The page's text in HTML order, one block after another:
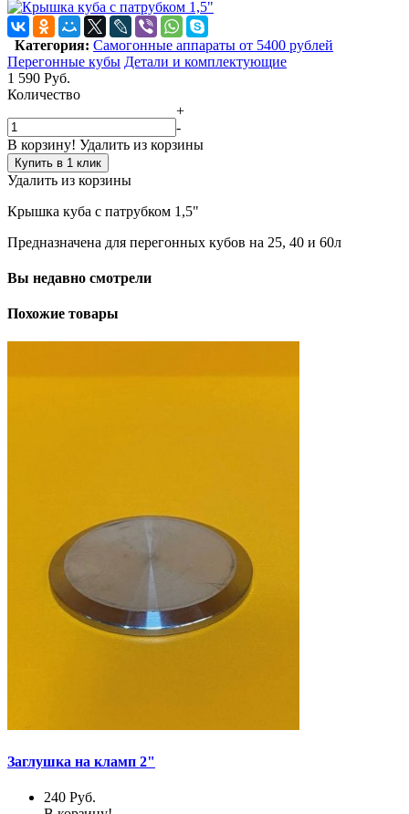
Категория: Самогонные аппараты от 5400 рублей
Перегонные кубы Детали и комплектующие
1 590 Руб.
Количество
+
-
В корзину! Удалить из корзины
Купить в 1 клик
Удалить из корзины
Крышка куба с патрубком 1,5"
Предназначена для перегонных кубов на 25, 40 и 60л
Вы недавно смотрели
Похожие товары
Заглушка на кламп 2"
240 Руб.